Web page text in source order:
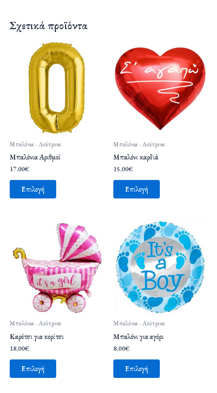
Σχετικά προϊόντα
Μπαλόνια - Λούτρινα
Μπαλόνια Αριθμοί
17,00€
Επιλογή
Αυτό
το
προϊόν
έχει
πολλαπλές
παραλλαγές.
Οι
επιλογές
επιλεγούν
του
Μπαλόνια - Λούτρινα
Μπαλόνι καρδιά
15,00€
Επιλογή
Μπαλόνια - Λούτρινα
Καρότσι για κορίτσι
18,00€
Επιλογή
Μπαλόνια - Λούτρινα
Μπαλόνι για αγόρι
8,00€
Επιλογή